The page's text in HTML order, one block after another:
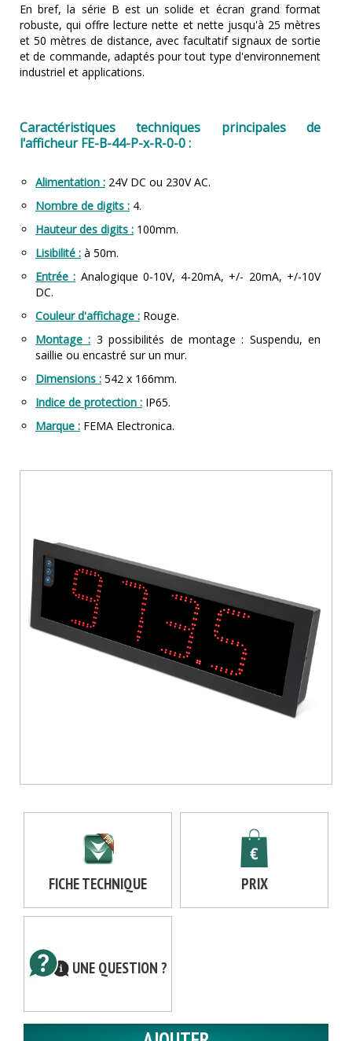
En bref, la série B est un solide et écran grand format
robuste, qui offre lecture nette et nette jusqu'à 25 mètres
et 50 mètres de distance, avec facultatif signaux de sortie
et de commande, adaptés pour tout type d'environnement
industriel et applications.
Caractéristiques techniques principales de
l'afficheur FE-B-44-P-x-R-0-0 :
Alimentation : 24V DC ou 230V AC.
Nombre de digits : 4.
Hauteur des digits : 100mm.
Lisibilité : à 50m.
Entrée : Analogique 0-10V, 4-20mA, +/- 20mA, +/-10V
DC.
Couleur d'affichage : Rouge.
Montage : 3 possibilités de montage : Suspendu, en
saillie ou encastré sur un mur.
Dimensions : 542 x 166mm.
Indice de protection : IP65.
Marque : FEMA Electronica.
FICHE TECHNIQUE PRIX